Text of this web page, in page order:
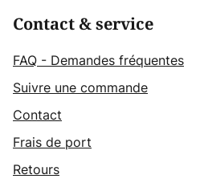
Contact & service
FAQ - Demandes fréquentes
Suivre une commande
Contact
Frais de port
Retours